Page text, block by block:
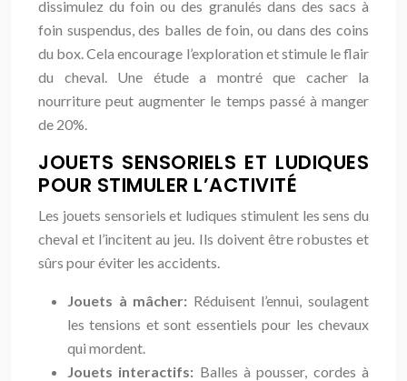
dissimulez du foin ou des granulés dans des sacs à
foin suspendus, des balles de foin, ou dans des coins
du box. Cela encourage l’exploration et stimule le flair
du cheval. Une étude a montré que cacher la
nourriture peut augmenter le temps passé à manger
de 20%.
JOUETS SENSORIELS ET LUDIQUES
POUR STIMULER L’ACTIVITÉ
Les jouets sensoriels et ludiques stimulent les sens du
cheval et l’incitent au jeu. Ils doivent être robustes et
sûrs pour éviter les accidents.
Jouets à mâcher: Réduisent l’ennui, soulagent
les tensions et sont essentiels pour les chevaux
qui mordent.
Jouets interactifs: Balles à pousser, cordes à